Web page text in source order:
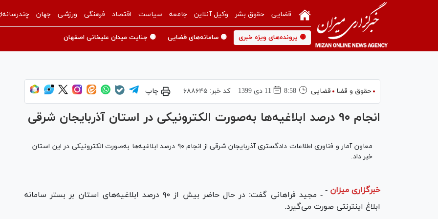
قضایی حقوق بشر وکیل آنلاین جامعه سیاست اقتصاد فرهنگی ورزشی جهان
🟡 پرونده‌های ویژه خبری 🟡 سامانه‌های قضایی 🟡 جنایت میدان علیخانی اصفهان
حقوق و قضا قضایی 8:58 11 دی 1399 کد خبر: ۶۸۸۶۴۵ چاپ
انجام ۹۰ درصد ابلاغیه‌ها به‌صورت الکترونیکی در استان آذربایجان شرقی
معاون آمار و فناوری اطلاعات دادگستری آذربایجان شرقی از انجام ۹۰ درصد ابلاغیه‌ها به‌صورت الکترونیکی در این استان
خبر داد.
خبرگزاری میزان -
- مجید فراهانی گفت: در حال حاضر بیش از ۹۰ درصد ابلاغیه‌های استان بر بستر سامانه
ابلاغ اینترنتی صورت می‌گیرد.